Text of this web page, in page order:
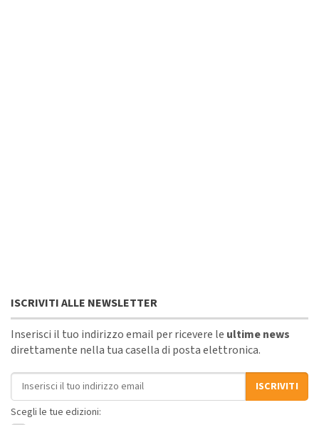
ISCRIVITI ALLE NEWSLETTER
Inserisci il tuo indirizzo email per ricevere le ultime news
direttamente nella tua casella di posta elettronica.
Indirizzo email
ISCRIVITI
Scegli le tue edizioni: